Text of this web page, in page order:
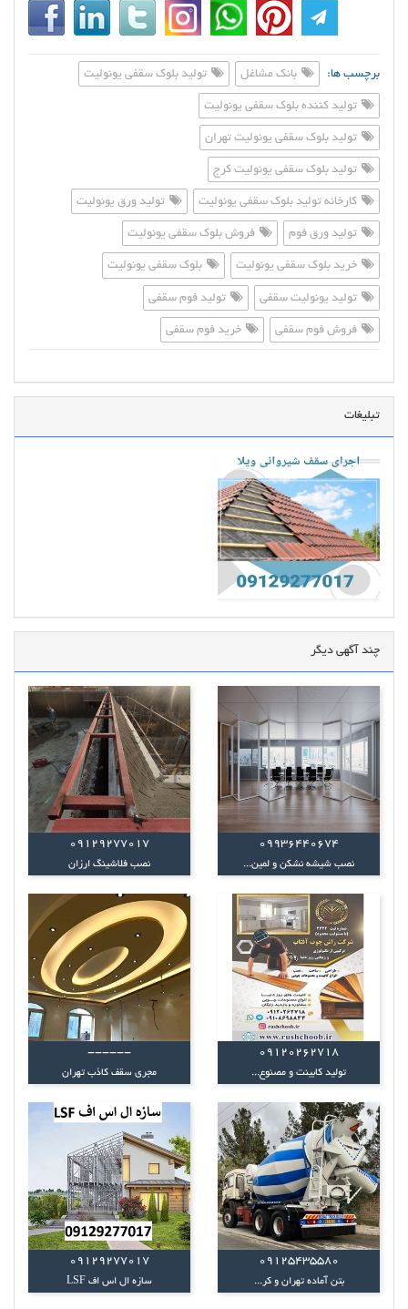
برچسب ها: بانک مشاغل تولید بلوک سقفی یونولیت
تولید کننده بلوک سقفی یونولیت
تولید بلوک سقفی یونولیت تهران
تولید بلوک سقفی یونولیت کرج
کارخانه تولید بلوک سقفی یونولیت تولید ورق یونولیت
تولید ورق فوم فروش بلوک سقفی یونولیت
خرید بلوک سقفی یونولیت بلوک سقفی یونولیت
تولید یونولیت سقفی تولید فوم سقفی
فروش فوم سقفی خرید فوم سقفی
تبلیغات
چند آگهی دیگر
09936440674
نصب شیشه نشکن و لمین...
09129277017
نصب فلاشینگ ارزان
09120262718
تولید کابینت و مصنوع...
------
مجری سقف کاذب تهران
09125435580
بتن آماده تهران و کر...
09129277017
سازه ال اس اف LSF